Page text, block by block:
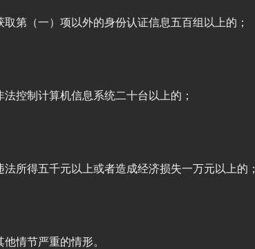
取第（一）项以外的身份认证信息五百组以上的；
法控制计算机信息系统二十台以上的；
法所得五千元以上或者造成经济损失一万元以上的；
他情节严重的情形。